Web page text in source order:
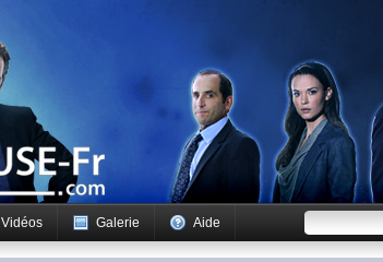
Vidéos Galerie Aide